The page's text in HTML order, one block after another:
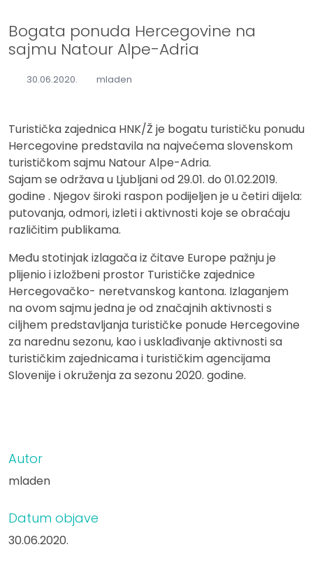
Bogata ponuda Hercegovine na
sajmu Natour Alpe-Adria
30.06.2020. mladen
Turistička zajednica HNK/Ž je bogatu turističku ponudu
Hercegovine predstavila na najvećema slovenskom
turističkom sajmu Natour Alpe-Adria.
Sajam se održava u Ljubljani od 29.01. do 01.02.2019.
godine . Njegov široki raspon podijeljen je u četiri dijela:
putovanja, odmori, izleti i aktivnosti koje se obraćaju
različitim publikama.
Među stotinjak izlagača iz čitave Europe pažnju je
plijenio i izložbeni prostor Turističke zajednice
Hercegovačko- neretvanskog kantona. Izlaganjem
na ovom sajmu jedna je od značajnih aktivnosti s
ciljhem predstavljanja turističke ponude Hercegovine
za narednu sezonu, kao i usklađivanje aktivnosti sa
turističkim zajednicama i turističkim agencijama
Slovenije i okruženja za sezonu 2020. godine.
Autor
mladen
Datum objave
30.06.2020.